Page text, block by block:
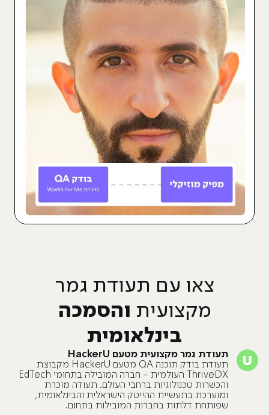
צאו עם תעודת גמר
מקצועית והסמכה
בינלאומית
תעודת גמר מקצועית מטעם HackerU
תעודת בודק תוכנה QA מטעם HackerU מקבוצת
ThriveDX העולמית - חברה המובילה בתחומי EdTech
והכשרות טכנולוגיות ברחבי העולם. תעודה מוכרת
ומוערכת בתעשיית ההייטק הישראלית והבינלאומית,
שפותחת דלתות בחברות המובילות בתחום.